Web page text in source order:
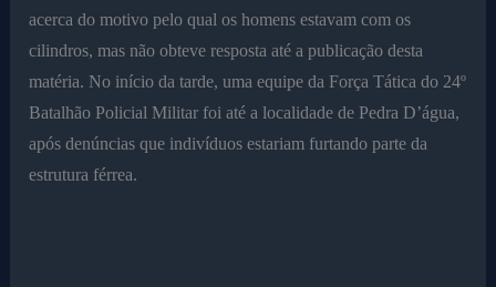
acerca do motivo pelo qual os homens estavam com os
cilindros, mas não obteve resposta até a publicação desta
matéria. No início da tarde, uma equipe da Força Tática do 24º
Batalhão Policial Militar foi até a localidade de Pedra D’água,
após denúncias que indivíduos estariam furtando parte da
estrutura férrea.